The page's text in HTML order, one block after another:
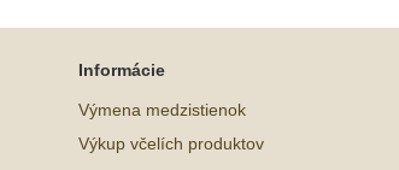
Informácie
Výmena medzistienok
Výkup včelích produktov